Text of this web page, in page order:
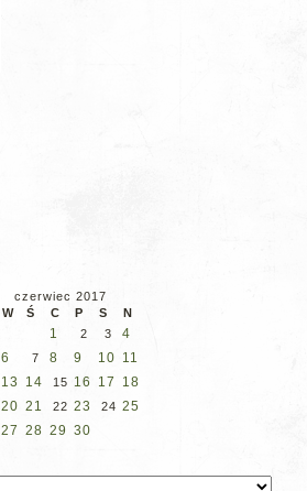
czerwiec 2017
W Ś C P S N
1 2 3
4
6 7 8 9 10 11
13 14 15 16 17 18
20 21 22 23 24 25
27 28 29 30